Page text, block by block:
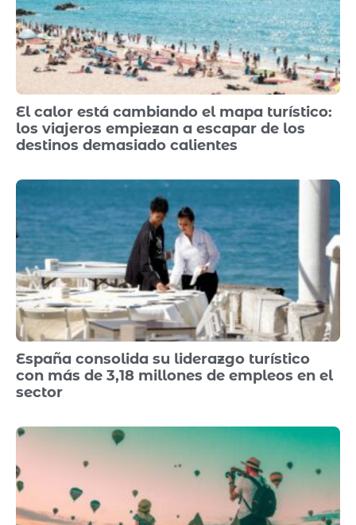
El calor está cambiando el mapa turístico:
los viajeros empiezan a escapar de los
destinos demasiado calientes
España consolida su liderazgo turístico
con más de 3,18 millones de empleos en el
sector